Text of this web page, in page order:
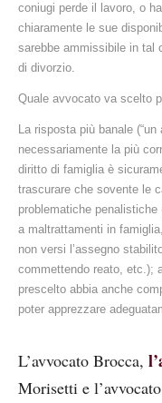
coniugi perde il lavoro, o
chiaramente le sue
sarebbe ammissibile in tal
di divorzio.
Quale avvocato va scelto
La risposta più banale
necessariamente la più
diritto di famiglia è
trascurare che sovente le
problematiche
a maltrattamenti in
non versi l’assegno
commettendo reato, etc.);
prescelto abbia anche
poter apprezzare
L’avvocato Brocca,
Morisetti e